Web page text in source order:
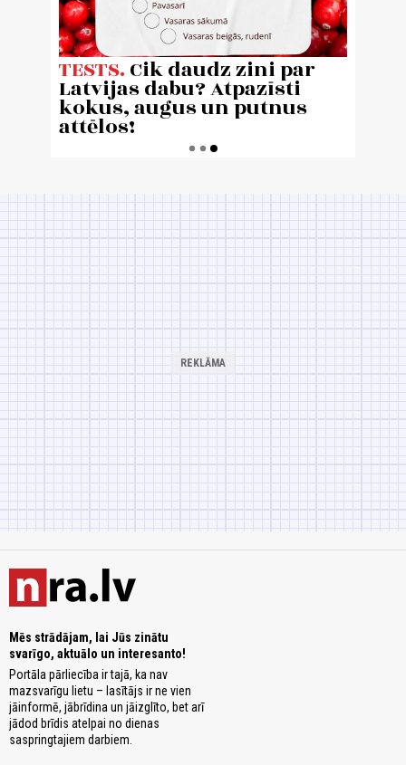
Mēs strādājam, lai Jūs zinātu
svarīgo, aktuālo un interesanto!
Portāla pārliecība ir tajā, ka nav
mazsvarīgu lietu – lasītājs ir ne vien
jāinformē, jābrīdina un jāizglīto, bet arī
jādod brīdis atelpai no dienas
saspringtajiem darbiem.